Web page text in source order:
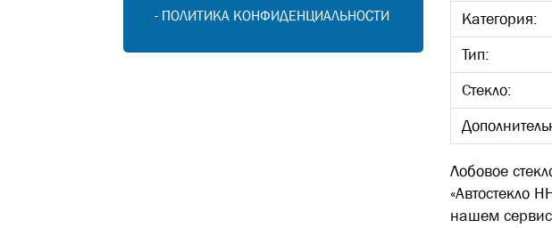
- ПОЛИТИКА КОНФИДЕНЦИАЛЬНОСТИ
Категория:
Тип:
Стекло:
Лобовое
«Автостекло
нашем